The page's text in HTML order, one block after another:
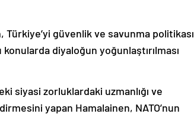
Türkiye’yi güvenlik ve savunma politikası
diyaloğun yoğunlaştırılması
siyasi zorluklardaki uzmanlığı ve
yapan Hamalainen, NATO’nun